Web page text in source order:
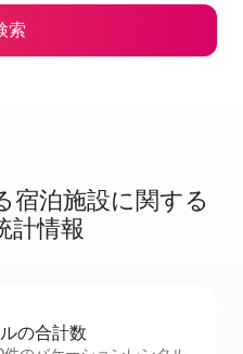
索
宿⁠泊⁠施⁠設⁠に関⁠す⁠る
計⁠情⁠報
の合⁠計⁠数